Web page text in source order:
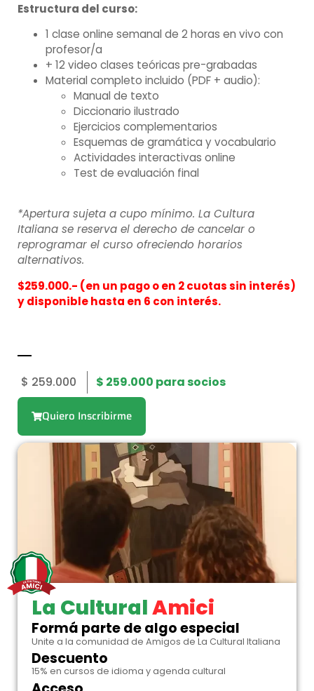
Estructura del curso:
1 clase online semanal de 2 horas en vivo con
profesor/a
+ 12 video clases teóricas pre-grabadas
Material completo incluido (PDF + audio):
Manual de texto
Diccionario ilustrado
Ejercicios complementarios
Esquemas de gramática y vocabulario
Actividades interactivas online
Test de evaluación final
*Apertura sujeta a cupo mínimo. La Cultura
Italiana se reserva el derecho de cancelar o
reprogramar el curso ofreciendo horarios
alternativos.
$259.000.- (en un pago o en 2 cuotas sin interés)
y disponible hasta en 6 con interés.
$ 259.000 $ 259.000 para socios
Quiero Inscribirme
La CulturalAmici
Formá parte de algo especial
Unite a la comunidad de Amigos de La Cultural Italiana
Descuento
15% en cursos de idioma y agenda cultural